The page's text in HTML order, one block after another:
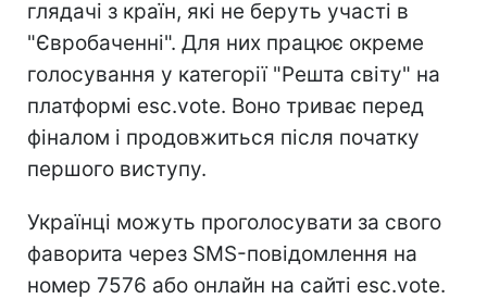
глядачі з країн, які не беруть участі в
"Євробаченні". Для них працює окреме
голосування у категорії "Решта світу" на
платформі esc.vote. Воно триває перед
фіналом і продовжиться після початку
першого виступу.
Українці можуть проголосувати за свого
фаворита через SMS-повідомлення на
номер 7576 або онлайн на сайті esc.vote.